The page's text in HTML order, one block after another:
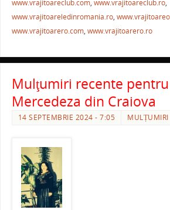
www.vrajitoareclub.com, www.vrajitoareclub.ro,
www.vrajitoareledinromania.ro,
www.vrajitoarero.com, www.vrajitoarero.ro
Mulţumiri recente
Mercedeza din Craiova
14 SEPTEMBRIE 2024 - 7:05 MULȚUMIRI